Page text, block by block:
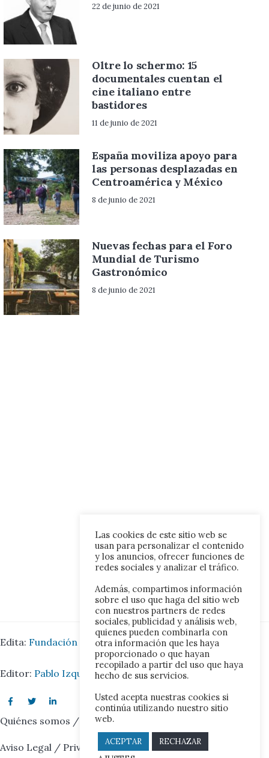
22 de junio de 2021
Oltre lo schermo: 15
documentales cuentan el
cine italiano entre
bastidores
11 de junio de 2021
España moviliza apoyo para
las personas desplazadas en
Centroamérica y México
8 de junio de 2021
Nuevas fechas para el Foro
Mundial de Turismo
Gastronómico
8 de junio de 2021
Edita: Fundación Iberoamérica Europa.
Editor: Pablo Izquierdo Juárez.
Quiénes somos / Contacto
Aviso Legal / Privacidad/Cookies
Las cookies de este sitio web se
usan para personalizar el contenido
y los anuncios, ofrecer funciones de
redes sociales y analizar el tráfico.
Además, compartimos información
sobre el uso que haga del sitio web
con nuestros partners de redes
sociales, publicidad y análisis web,
quienes pueden combinarla con
otra información que les haya
proporcionado o que hayan
recopilado a partir del uso que haya
hecho de sus servicios.
Usted acepta nuestras cookies si
continúa utilizando nuestro sitio
web.
ACEPTAR RECHAZAR